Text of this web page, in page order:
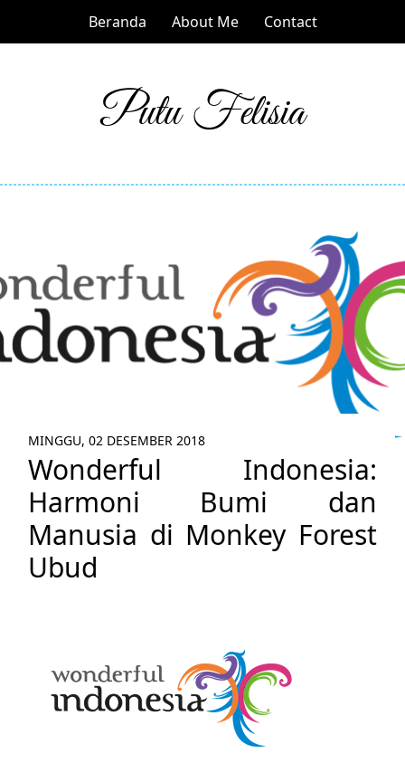
Beranda About Me Contact
Putu Felisia
MINGGU, 02 DESEMBER 2018
Wonderful Indonesia:
Harmoni Bumi dan
Manusia di Monkey Forest
Ubud